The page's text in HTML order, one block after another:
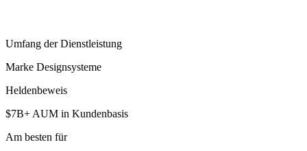
Umfang der Dienstleistung
Marke Designsysteme
Heldenbeweis
$7B+ AUM in Kundenbasis
Am besten für